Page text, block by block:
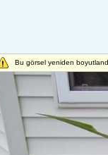
Bu görsel yeniden